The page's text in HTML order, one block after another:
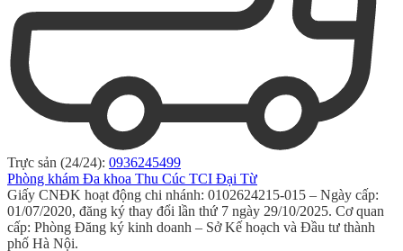
Trực sản (24/24): 0936245499
Phòng khám Đa khoa Thu Cúc TCI Đại Từ
Giấy CNĐK hoạt động chi nhánh: 0102624215-015 – Ngày cấp:
01/07/2020, đăng ký thay đổi lần thứ 7 ngày 29/10/2025. Cơ quan
cấp: Phòng Đăng ký kinh doanh – Sở Kế hoạch và Đầu tư thành
phố Hà Nội.